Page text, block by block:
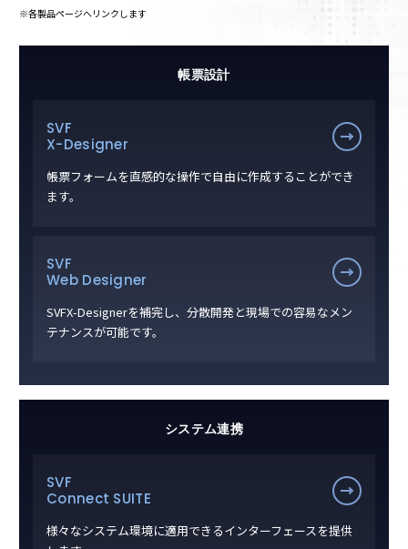
※各製品ページへリンクします
帳票設計
SVF
X-Designer
帳票フォームを直感的な操作で自由に作成することができ
ます。
SVF
Web Designer
SVFX-Designerを補完し、分散開発と現場での容易なメン
テナンスが可能です。
システム連携
SVF
Connect SUITE
様々なシステム環境に適用できるインターフェースを提供